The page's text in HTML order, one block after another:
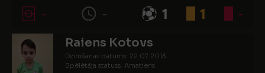
- - 1 1 -
Raiens Kotovs
Dzimšanas datums: 22.07.2013.
Spēlētāja statuss: Amatieris